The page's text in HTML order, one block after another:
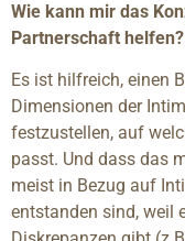
Wie kann mir das
Partnerschaft helfen?
Es ist hilfreich, einen
Dimensionen der
festzustellen, auf
passt. Und dass das
meist in Bezug auf
entstanden sind, weil